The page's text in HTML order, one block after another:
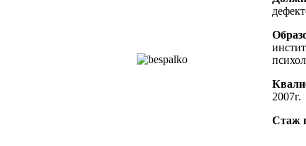
2007г.
Стаж